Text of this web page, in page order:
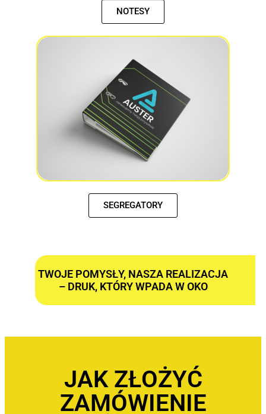
NOTESY
SEGREGATORY
TWOJE POMYSŁY, NASZA REALIZACJA
– DRUK, KTÓRY WPADA W OKO
JAK ZŁOŻYĆ
ZAMÓWIENIE